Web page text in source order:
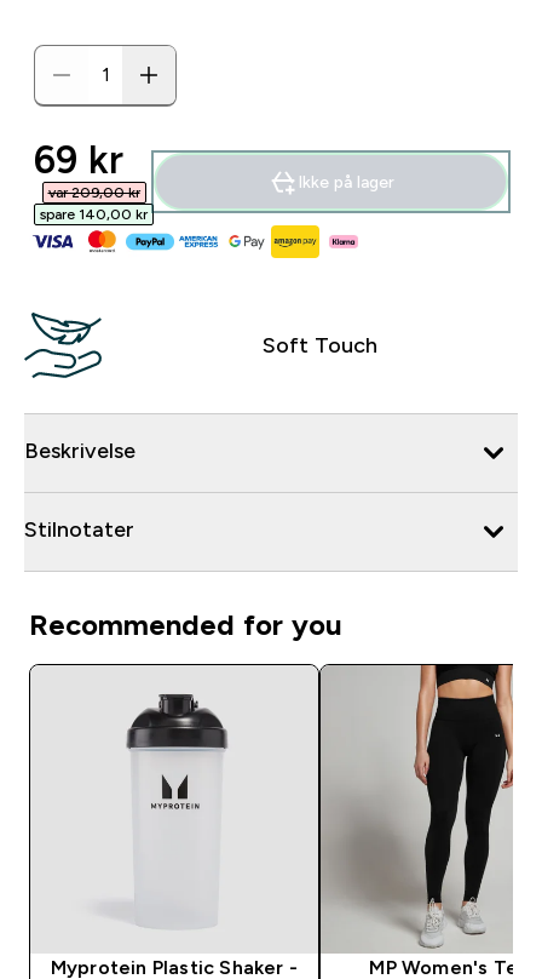
discounted price
69 kr‎
var 209,00 kr‎
spare 140,00 kr‎
Ikke på lager
Soft Touch
Beskrivelse
Stilnotater
Recommended for you
Myprotein Plastic Shaker -
MP Women's